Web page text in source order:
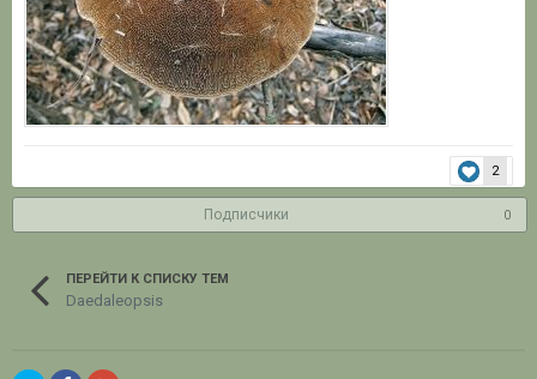
2
Подписчики 0
ПЕРЕЙТИ К СПИСКУ ТЕМ
Daedaleopsis